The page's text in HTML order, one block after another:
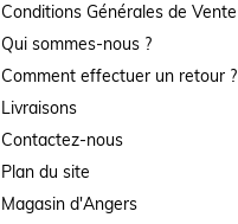
Conditions Générales de Vente
Qui sommes-nous ?
Comment effectuer un retour ?
Livraisons
Contactez-nous
Plan du site
Magasin d'Angers